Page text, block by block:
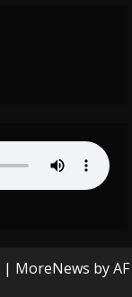
| MoreNews by AF